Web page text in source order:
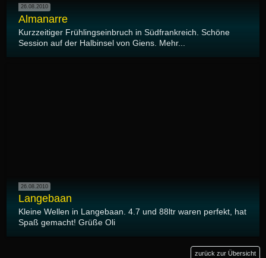
26.08.2010
Almanarre
Kurzzeitiger Frühlingseinbruch in Südfrankreich. Schöne
Session auf der Halbinsel von Giens. Mehr...
26.08.2010
Langebaan
Kleine Wellen in Langebaan. 4.7 und 88ltr waren perfekt, hat
Spaß gemacht! Grüße Oli
zurück zur Übersicht